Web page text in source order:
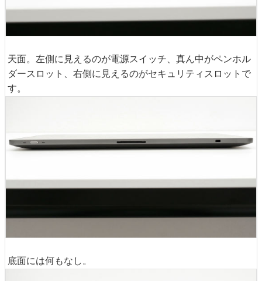
天面。左側に見えるのが電源スイッチ、真ん中がペンホル
ダースロット、右側に見えるのがセキュリティスロットで
す。
底面には何もなし。